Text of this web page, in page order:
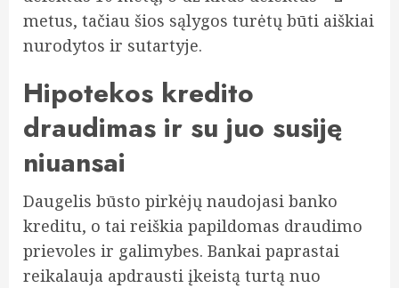
metus, tačiau šios sąlygos turėtų būti aiškiai
nurodytos ir sutartyje.
Hipotekos kredito
draudimas ir su juo susiję
niuansai
Daugelis būsto pirkėjų naudojasi banko
kreditu, o tai reiškia papildomas draudimo
prievoles ir galimybes. Bankai paprastai
reikalauja apdrausti įkeistą turtą nuo